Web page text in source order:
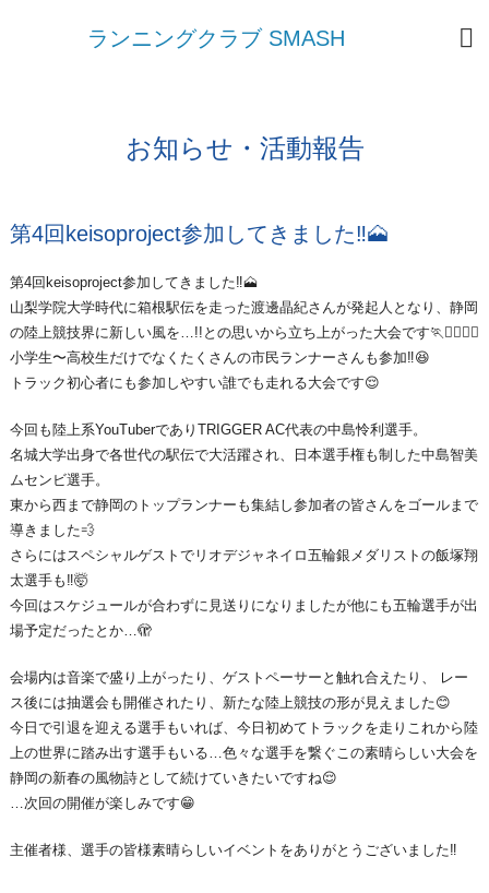
ランニングクラブ SMASH
お知らせ・活動報告
第4回keisoproject参加してきました‼🗻
第4回keisoproject参加してきました‼🗻
山梨学院大学時代に箱根駅伝を走った渡邊晶紀さんが発起人となり、静岡
の陸上競技界に新しい風を…!!との思いから立ち上がった大会です🏃🏃‍♀️🏃‍♂️
小学生〜高校生だけでなくたくさんの市民ランナーさんも参加‼😆
トラック初心者にも参加しやすい誰でも走れる大会です😌
今回も陸上系YouTuberでありTRIGGER AC代表の中島怜利選手。
名城大学出身で各世代の駅伝で大活躍され、日本選手権も制した中島智美
ムセンビ選手。
東から西まで静岡のトップランナーも集結し参加者の皆さんをゴールまで
導きました💨
さらにはスペシャルゲストでリオデジャネイロ五輪銀メダリストの飯塚翔
太選手も‼🤯
今回はスケジュールが合わずに見送りになりましたが他にも五輪選手が出
場予定だったとか…🫣
会場内は音楽で盛り上がったり、ゲストペーサーと触れ合えたり、 レー
ス後には抽選会も開催されたり、新たな陸上競技の形が見えました😊
今日で引退を迎える選手もいれば、今日初めてトラックを走りこれから陸
上の世界に踏み出す選手もいる…色々な選手を繋ぐこの素晴らしい大会を
静岡の新春の風物詩として続けていきたいですね😌
…次回の開催が楽しみです😁
主催者様、選手の皆様素晴らしいイベントをありがとうございました‼⁡